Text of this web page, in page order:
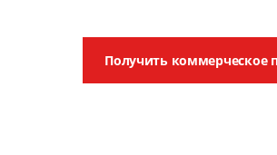
Получить коммерческое